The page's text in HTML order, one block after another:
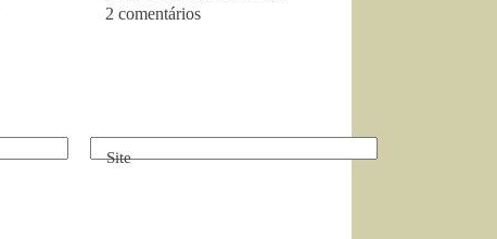
2 comentários
Site